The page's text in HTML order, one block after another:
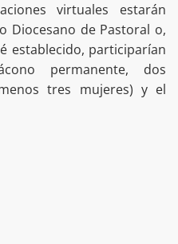
virtuales estarán
Diocesano de Pastoral o,
establecido, participarían
permanente, dos
tres mujeres) y el